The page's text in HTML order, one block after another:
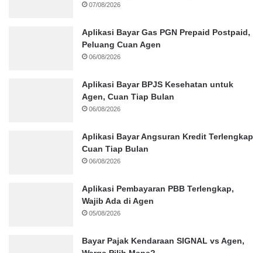
07/08/2026
Aplikasi Bayar Gas PGN Prepaid Postpaid,
Peluang Cuan Agen
06/08/2026
Aplikasi Bayar BPJS Kesehatan untuk
Agen, Cuan Tiap Bulan
06/08/2026
Aplikasi Bayar Angsuran Kredit Terlengkap
Cuan Tiap Bulan
06/08/2026
Aplikasi Pembayaran PBB Terlengkap,
Wajib Ada di Agen
05/08/2026
Bayar Pajak Kendaraan SIGNAL vs Agen,